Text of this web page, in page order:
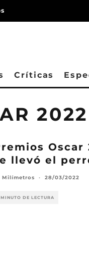
Críticas
2022
Oscar
llevó el
Milímetros · 28/03/2022
MINUTO DE LECTURA